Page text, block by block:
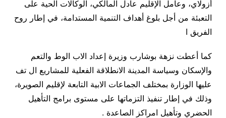
أزولاي، وعامل الإقليم عادل المالكي، الوكالات الحية على
التعبئة من أجل بلوغ أهداف التنمية المستدامة، في إطار روح
الفريق ا
كما أعطت نزهة بوشارب وزيرة إعداد الاب الوط والتعم
والإسكان وسياسة المدينة الانطلاقة الفعلية للمشاريع ال تف
عليها الوزارة بمختلف الجماعات الابية التابعة لإقليم الصويرة،
وذلك في إطار تنفيذ التزماتها على مستوى برامج التأهيل
الحضري وتأهيل امراكز الصاعدة .